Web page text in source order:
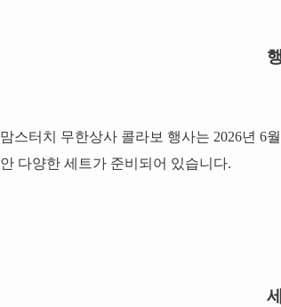
맘스터치 무한상사 콜라보 행사는 2026년 6
안 다양한 세트가 준비되어 있습니다.